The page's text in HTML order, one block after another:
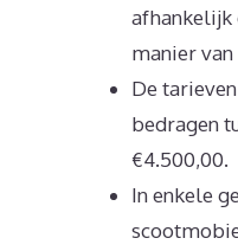
afhankelijk
manier van
De
bedragen
€4.500,00.
In enkele